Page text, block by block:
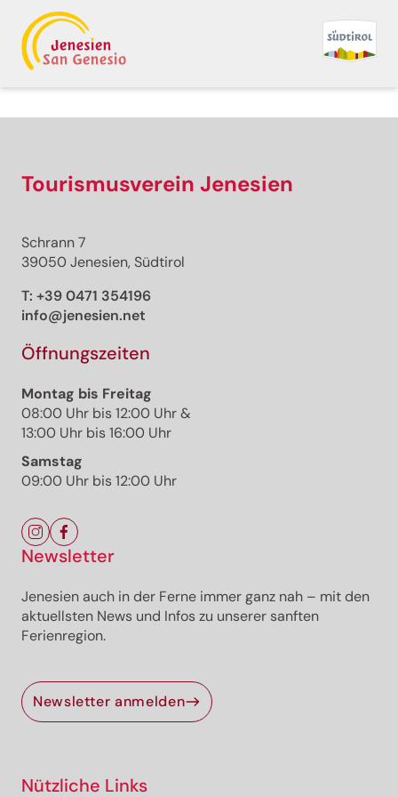
· Südtirols SüdenGeöffnet
Verantwortlich für diesen Inhalt
Südtirols Süden
Atemweg in Altrei
Die Tour
Details
Wegbeschreibung
Aktuelle Infos
Ausrüstung
Für dich ausgewählte alternative Vorschläge
Der ATEM-Weg ist ein entspannter Rundweg durch
Krafttanken ein.
Geöffnet
0:08 h
Tourismusverein Jenesien
Schrann 7
39050 Jenesien, Südtirol
T: +39 0471 354196
info@jenesien.net
Öffnungszeiten
Montag bis Freitag
08:00 Uhr bis 12:00 Uhr &
13:00 Uhr bis 16:00 Uhr
Samstag
09:00 Uhr bis 12:00 Uhr
Newsletter
Jenesien auch in der Ferne immer ganz nah – mit den
aktuellsten News und Infos zu unserer sanften
Ferienregion.
Newsletter anmelden
Nützliche Links